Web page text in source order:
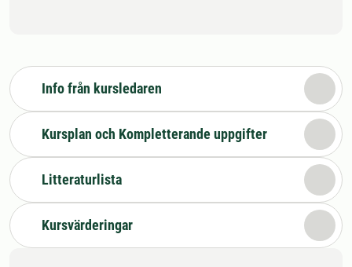
Info från kursledaren
Kursplan och Kompletterande uppgifter
Litteraturlista
Kursvärderingar